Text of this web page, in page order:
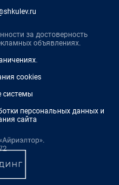
за достоверность
объявлениях.
.
cookies
системы
персональных данных и
сайта